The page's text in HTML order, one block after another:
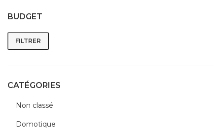
BUDGET
Prix
Prix
FILTRER
CATÉGORIES
Non classé
Domotique